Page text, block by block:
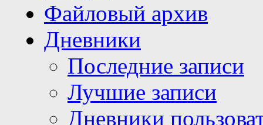
Файловый архив
Дневники
Последние записи
Лучшие записи
Дневники